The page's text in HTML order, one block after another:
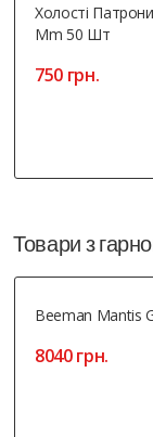
Холості
Mm 50 Шт
750 грн.
Товари з
Beeman Mantis
8040 грн.